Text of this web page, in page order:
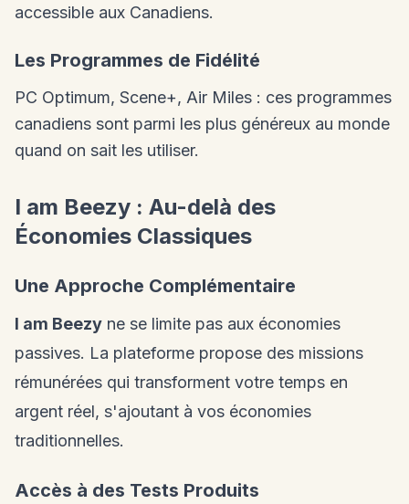
accessible aux Canadiens.
Les Programmes de Fidélité
PC Optimum, Scene+, Air Miles : ces programmes
canadiens sont parmi les plus généreux au monde
quand on sait les utiliser.
I am Beezy : Au-delà des
Économies Classiques
Une Approche Complémentaire
I am Beezy ne se limite pas aux économies
passives. La plateforme propose des missions
rémunérées qui transforment votre temps en
argent réel, s'ajoutant à vos économies
traditionnelles.
Accès à des Tests Produits